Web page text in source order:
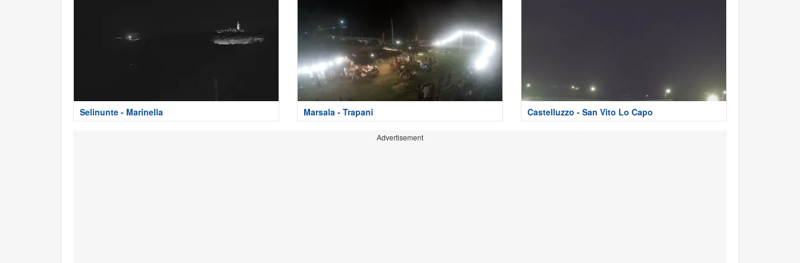
Selinunte - Marinella Marsala - Trapani Castelluzzo - San Vito Lo Capo
Advertisement